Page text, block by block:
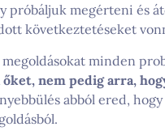
próbáljuk megérteni és
következtetéseket
minden
őket, nem pedig arra,
abból ered,